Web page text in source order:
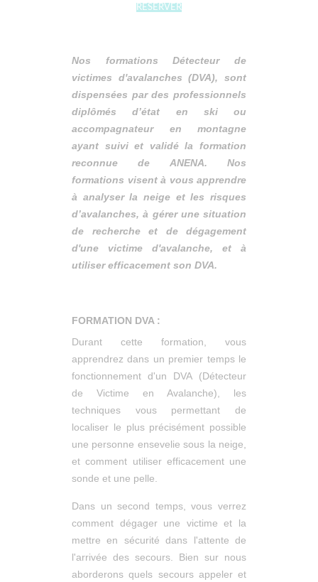
RESERVER
Nos formations Détecteur de
victimes d'avalanches (DVA), sont
dispensées par des professionnels
diplômés d’état en ski ou
accompagnateur en montagne
ayant suivi et validé la formation
reconnue de ANENA. Nos
formations visent à vous apprendre
à analyserla neige et les risques
d’avalanches, à gérerune situation
de recherche et de dégagement
d'une victime d'avalanche, et à
utiliser efficacement son DVA.
FORMATION DVA :
Durant cette formation, vous
apprendrez dans un premier temps le
fonctionnement d'un DVA (Détecteur
de Victime en Avalanche), les
techniques vous permettant de
localiser le plus précisément possible
une personne ensevelie sous la neige,
et comment utiliser efficacement une
sonde et une pelle.
Dans un second temps, vous verrez
comment dégager une victime et la
mettre en sécurité dans l'attente de
l'arrivée des secours. Bien sur nous
aborderons quels secours appeler et